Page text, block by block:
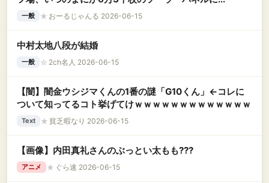
一般 ★ おーるじゃんる 2026-06-15
中村太地八段が結婚
一般 ☆ 2ch名人 2026-06-15
【闇】闇金ウシジマくんの1番の謎「G10くん」←コレに
ついて知ってるコト挙げてけｗｗｗｗｗｗｗｗｗｗｗｗｗ
Text ★ 貧乏暇なり 2026-06-15
【画像】内田真礼さんのぶっとい太もも???
アニメ ★ ぐら速 2026-06-15